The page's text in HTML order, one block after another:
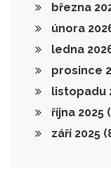
března
února
ledna
prosince
listopadu
října 2025
září 2025